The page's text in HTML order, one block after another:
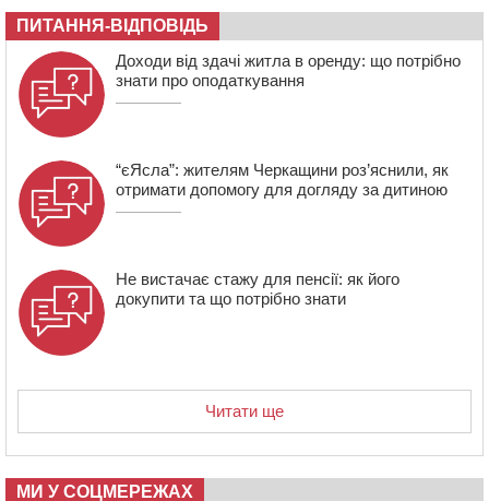
18:15 Черкаська тренувальна квартира стала прикладом
для громад з усієї України
ПИТАННЯ-ВІДПОВІДЬ
Доходи від здачі житла в оренду: що потрібно
знати про оподаткування
“єЯсла”: жителям Черкащини роз’яснили, як
отримати допомогу для догляду за дитиною
Не вистачає стажу для пенсії: як його
докупити та що потрібно знати
Читати ще
МИ У СОЦМЕРЕЖАХ